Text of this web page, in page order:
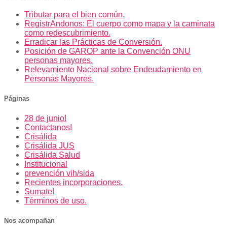
Tributar para el bien común.
RegistrAndonos: El cuerpo como mapa y la caminata
como redescubrimiento.
Erradicar las Prácticas de Conversión.
Posición de GAROP ante la Convención ONU
personas mayores.
Relevamiento Nacional sobre Endeudamiento en
Personas Mayores.
Páginas
28 de junio!
Contactanos!
Crisálida
Crisálida JUS
Crisálida Salud
Institucional
prevención vih/sida
Recientes incorporaciones.
Sumate!
Términos de uso.
Nos acompañan